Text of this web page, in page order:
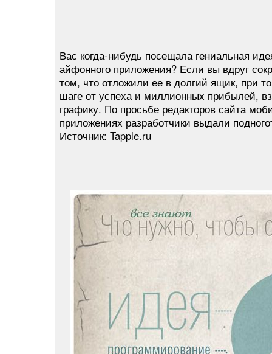
Вас когда-нибудь посещала гениальная
айфонного приложения? Если вы вдруг
том, что отложили ее в долгий ящик, при
шаге от успеха и миллионных прибылей,
графику. По просьбе редакторов сайта
приложениях разработчики выдали
Источник: Tapple.ru